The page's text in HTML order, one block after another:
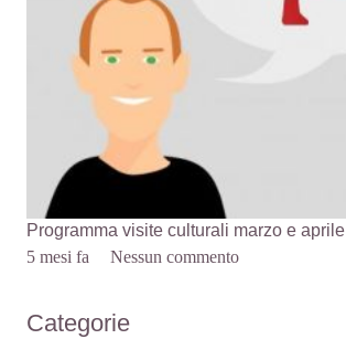
Programma visite culturali marzo e aprile
5 mesi fa
Nessun commento
Categorie